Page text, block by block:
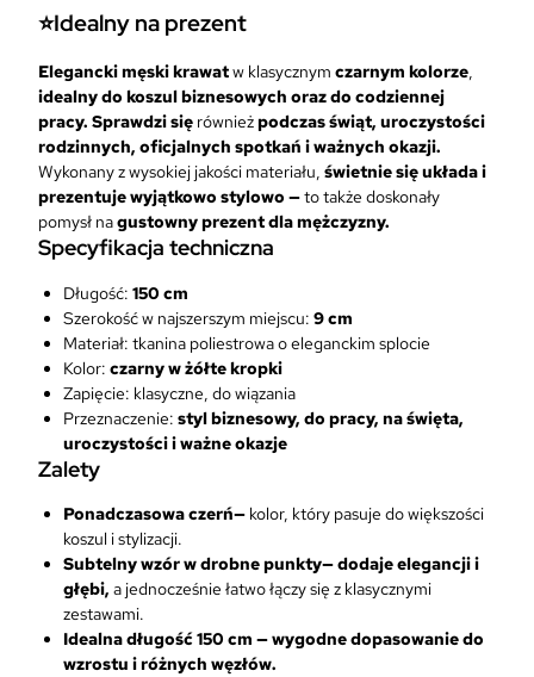
ę
s
k
i
z
a
n
y
M
a
o
w
y
G
a
k
⭐Idealny na prezent
Elegancki męski krawatw klasycznym czarnym kolorze,
idealny do koszul biznesowych oraz do codziennej
pracy. Sprawdzi się równieżpodczas świąt, uroczystości
rodzinnych, oficjalnych spotkań i ważnych okazji.
Wykonany z wysokiej jakości materiału, świetnie się układa i
prezentuje wyjątkowo stylowo —to także doskonały
pomysł nagustowny prezent dla mężczyzny.
Specyfikacja techniczna
Długość:150 cm
Szerokość w najszerszym miejscu:9 cm
Materiał: tkanina poliestrowa o eleganckim splocie
Kolor:czarny w żółte kropki
Zapięcie: klasyczne, do wiązania
Przeznaczenie:styl biznesowy, do pracy, na święta,
uroczystości i ważne okazje
Zalety
Ponadczasowa czerń— kolor, który pasuje do większości
koszul i stylizacji.
Subtelny wzór w drobne punkty— dodaje elegancji i
głębi, a jednocześnie łatwo łączy się z klasycznymi
zestawami.
Idealna długość 150 cm — wygodne dopasowanie do
wzrostu i różnych węzłów.